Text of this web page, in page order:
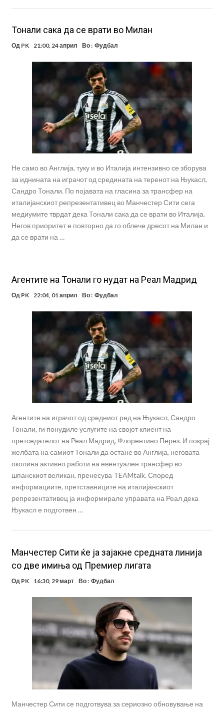
Тонали сака да се врати во Милан
Од PK 21:00, 24 април Во : Фудбал
Не само во Англија, туку и во Италија интензивно се зборува
за иднината на играчот од средината на теренот на Њукасл,
Сандро Тонали. По појавата на гласина за трансфер на
италијанскиот репрезентативец во Манчестер Сити сега
медиумите тврдат дека Тонали сака да се врати во Италија.
Негов приоритет е повторно да го облече дресот на Милан и
да се врати на …
Агентите на Тонали го нудат на Реал Мадрид
Од PK 22:04, 01 април Во : Фудбал
Агентите на играчот од средниот ред на Њукасл, Сандро
Тонали, ги понудиле услугите на својот клиент на
претседателот на Реал Мадрид, Флорентино Перез. И покрај
желбата на самиот Тонали да остане во Англија, неговата
околина активно работи на евентуален трансфер во
шпанскиот великан, пренесува TEAMtalk. Според
информациите, претставниците на италијанскиот
репрезентативец ја информирале управата на Реал дека
Њукасл е подготвен …
Манчестер Сити ќе ја зајакне средната линија
со две имиња од Премиер лигата
Од PK 16:30, 29 март Во : Фудбал
Манчестер Сити се подготвува за сериозно обновување на